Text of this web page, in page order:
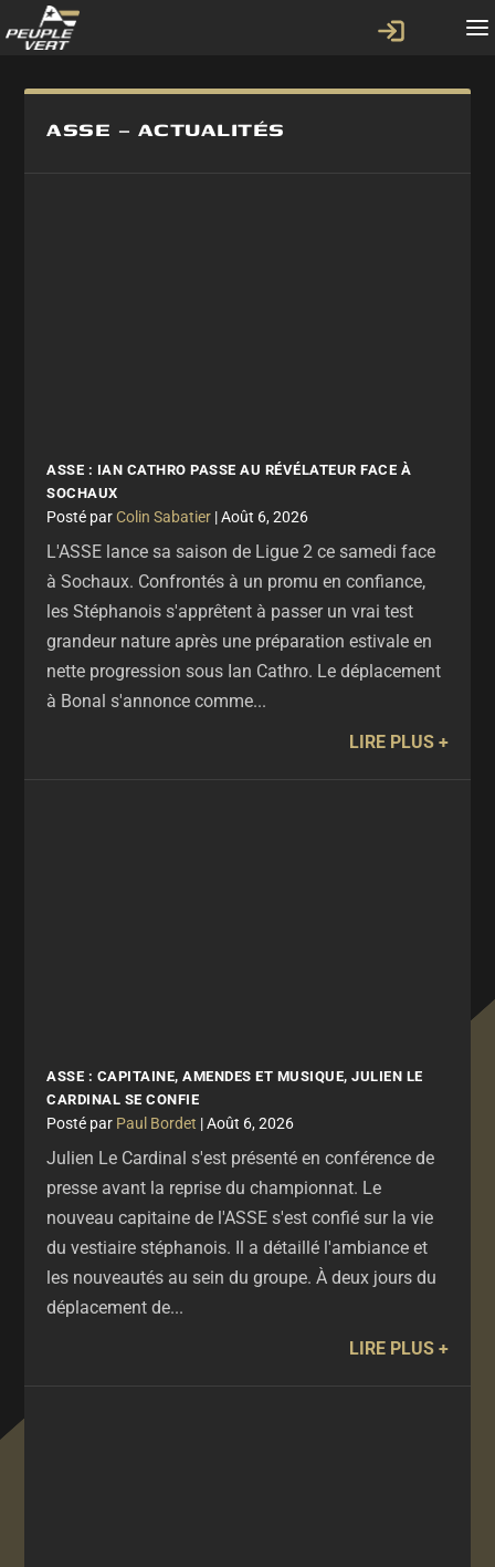
ASSE – ACTUALITÉS
ASSE : IAN CATHRO PASSE AU RÉVÉLATEUR FACE À
SOCHAUX
parColin Sabatier |Août 6, 2026
L'ASSE lance sa saison de Ligue 2 ce samedi face
à Sochaux. Confrontés à un promu en confiance,
les Stéphanois s'apprêtent à passer un vrai test
grandeur nature après une préparation estivale en
nette progression sous Ian Cathro. Le déplacement
à Bonal s'annonce comme...
LIRE PLUS
ASSE : CAPITAINE, AMENDES ET MUSIQUE, JULIEN LE
CARDINAL SE CONFIE
par Paul Bordet |Août 6, 2026
Julien Le Cardinal s'est présenté en conférence de
presse avant la reprise du championnat. Le
nouveau capitaine de l'ASSE s'est confié sur la vie
du vestiaire stéphanois. Il a détaillé l'ambiance et
les nouveautés au sein du groupe. À deux jours du
déplacement de...
LIRE PLUS